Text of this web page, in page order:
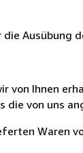
Ihnen
die von uns
Waren